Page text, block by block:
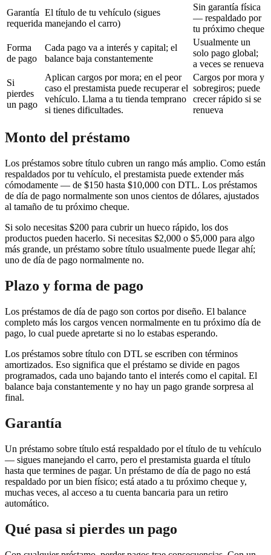
Garantía
requerida
El título de tu vehículo (sigues
manejando el carro)
Sin garantía física
— respaldado por
tu próximo cheque
Forma
de pago
Cada pago va a interés y capital; el
balance baja constantemente
Usualmente un
solo pago global;
a veces se renueva
Si
pierdes
un pago
Aplican cargos por mora; en el peor
caso el prestamista puede recuperar el
vehículo. Llama a tu tienda temprano
si tienes dificultades.
Cargos por mora y
sobregiros; puede
crecer rápido si se
renueva
Monto del préstamo
Los préstamos sobre título cubren un rango más amplio. Como están
respaldados por tu vehículo, el prestamista puede extender más
cómodamente — de $150 hasta $10,000 con DTL. Los préstamos
de día de pago normalmente son unos cientos de dólares, ajustados
al tamaño de tu próximo cheque.
Si solo necesitas $200 para cubrir un hueco rápido, los dos
productos pueden hacerlo. Si necesitas $2,000 o $5,000 para algo
más grande, un préstamo sobre título usualmente puede llegar ahí;
uno de día de pago normalmente no.
Plazo y forma de pago
Los préstamos de día de pago son cortos por diseño. El balance
completo más los cargos vencen normalmente en tu próximo día de
pago, lo cual puede apretarte si no lo estabas esperando.
Los préstamos sobre título con DTL se escriben con términos
amortizados. Eso significa que el préstamo se divide en pagos
programados, cada uno bajando tanto el interés como el capital. El
balance baja constantemente y no hay un pago grande sorpresa al
final.
Garantía
Un préstamo sobre título está respaldado por el título de tu vehículo
— sigues manejando el carro, pero el prestamista guarda el título
hasta que termines de pagar. Un préstamo de día de pago no está
respaldado por un bien físico; está atado a tu próximo cheque y,
muchas veces, al acceso a tu cuenta bancaria para un retiro
automático.
Qué pasa si pierdes un pago